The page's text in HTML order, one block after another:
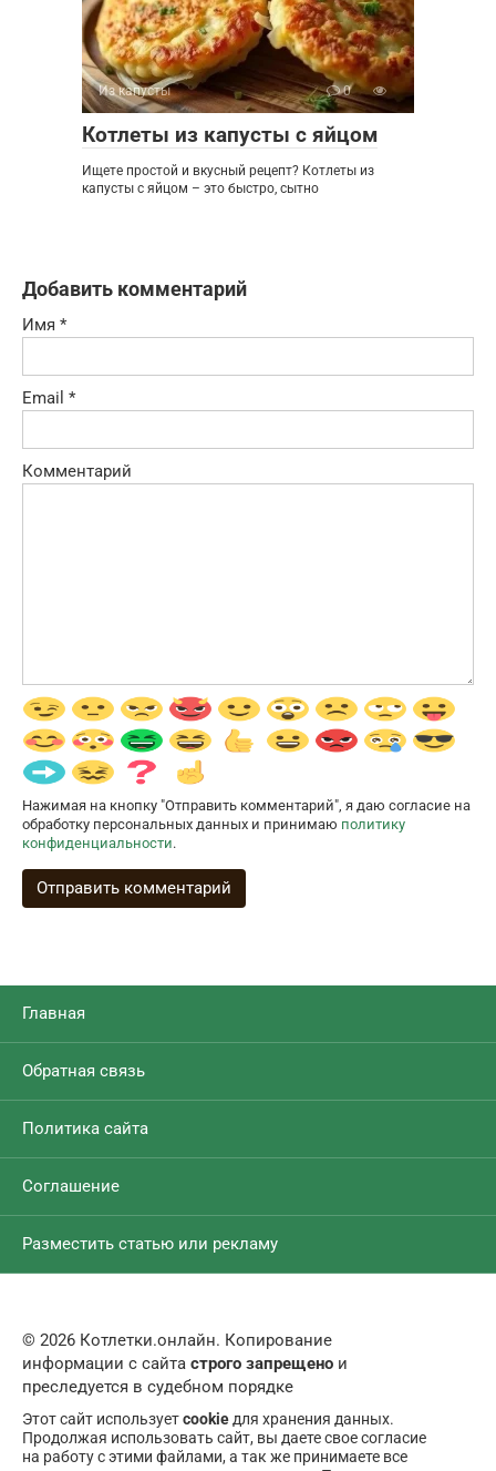
Из капусты 0
Котлеты из капусты с яйцом
Ищете простой и вкусный рецепт? Котлеты из
капусты с яйцом – это быстро, сытно
Добавить комментарий
Имя *
Email *
Комментарий
Нажимая на кнопку "Отправить комментарий", я даю согласие на
обработку персональных данных и принимаю политику
конфиденциальности.
Главная
Обратная связь
Политика сайта
Соглашение
Разместить статью или рекламу
© 2026 Котлетки.онлайн. Копирование
информации с сайта строго запрещено и
преследуется в судебном порядке
Этот сайт используетcookie для хранения данных.
Продолжая использовать сайт, вы даете свое согласие
на работу с этими файлами, а так же принимаете все